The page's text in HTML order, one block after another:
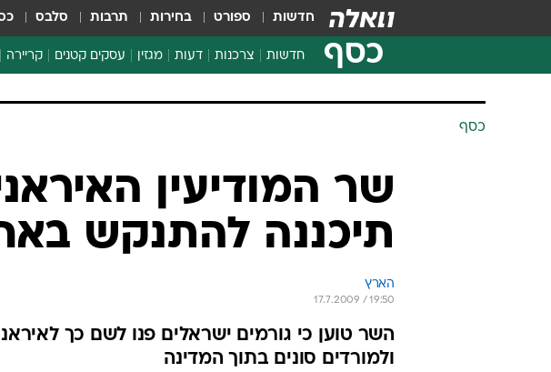
חדשות ספורט בחירות תרבות סלבס
כסף חדשות צרכנות
צרכנות פיננסית
דעות מגזין עסקים קטנים קריירה
כסף
שר המודיעין
תיכננה להתנקש
הארץ
17.7.2009 / 19:50
השר טוען כי גורמים ישראלים פנו לשם כך
ולמורדים סונים בתוך המדינה